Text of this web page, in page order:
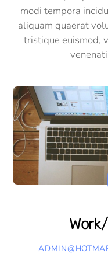
modi tempora
aliquam quaerat
tristique euismod,